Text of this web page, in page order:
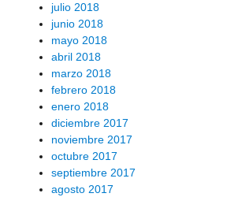
julio 2018
junio 2018
mayo 2018
abril 2018
marzo 2018
febrero 2018
enero 2018
diciembre 2017
noviembre 2017
octubre 2017
septiembre 2017
agosto 2017